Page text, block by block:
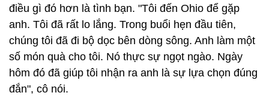
điều gì đó hơn là tình bạn. "Tôi đến Ohio để gặp
anh. Tôi đã rất lo lắng. Trong buổi hẹn đầu tiên,
chúng tôi đã đi bộ dọc bên dòng sông. Anh làm một
số món quà cho tôi. Nó thực sự ngọt ngào. Ngày
hôm đó đã giúp tôi nhận ra anh là sự lựa chọn đúng
đắn", cô nói.